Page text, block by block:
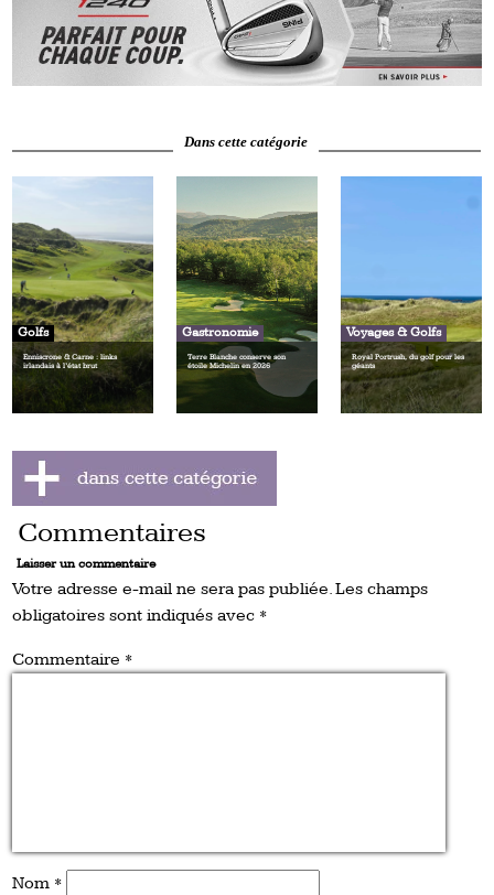
Dans cette catégorie
Golfs
Enniscrone & Carne : links
irlandais à l’état brut
Gastronomie
Terre Blanche conserve son
étoile Michelin en 2026
Voyages & Golfs
Royal Portrush, du golf pour les
géants
Commentaires
Laisser un commentaire
Votre adresse e-mail ne sera pas publiée.Les champs
obligatoires sont indiqués avec *
Commentaire *
Nom *